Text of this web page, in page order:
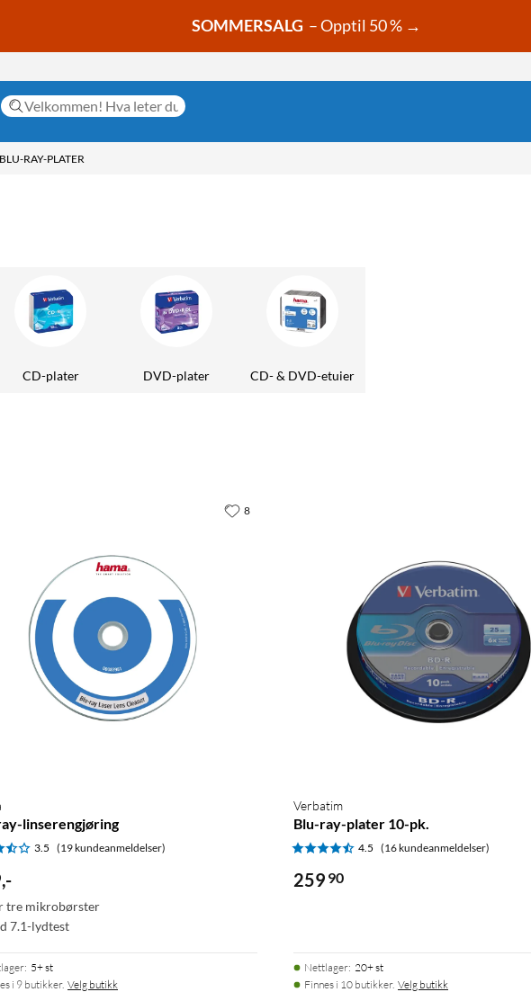
SOMMERSALG – Opptil 50 % →
BLU-RAY-PLATER
CD-plater DVD-plater CD- & DVD-etuier
linserengjøring
3.5 (19 kundeanmeldelser)
,-
tre mikrobørster
7.1-lydtest
: 5+ st
i 9 butikker. Velg butikk
8
Verbatim
Blu-ray-plater 10-pk.
4.5 (16 kundeanmeldelser)
259 90
Nettlager: 20+ st
Finnes i 10 butikker. Velg butikk